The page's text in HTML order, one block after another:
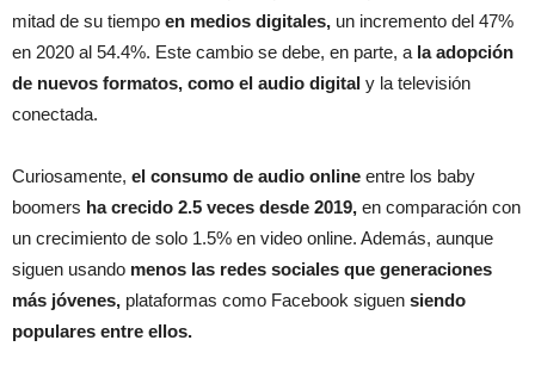
mitad de su tiempo en medios digitales, un incremento del 47%
en 2020 al 54.4%. Este cambio se debe, en parte, a la adopción
de nuevos formatos, como el audio digital y la televisión
conectada.
Curiosamente, el consumo de audio online entre los baby
boomers ha crecido 2.5 veces desde 2019, en comparación con
un crecimiento de solo 1.5% en video online. Además, aunque
siguen usando menos las redes sociales que generaciones
más jóvenes, plataformas como Facebook siguen siendo
populares entre ellos.